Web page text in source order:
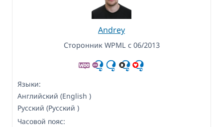
Andrey
Сторонник WPML с 06/2013
Языки:
Английский (English )
Русский (Русский )
Часовой пояс: